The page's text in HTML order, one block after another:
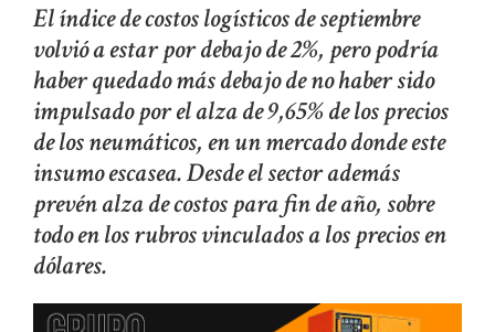
El índice de costos logísticos de septiembre
volvió a estar por debajo de 2%, pero podría
haber quedado más debajo de no haber sido
impulsado por el alza de 9,65% de los precios
de los neumáticos, en un mercado donde este
insumo escasea. Desde el sector además
prevén alza de costos para fin de año, sobre
todo en los rubros vinculados a los precios en
dólares.